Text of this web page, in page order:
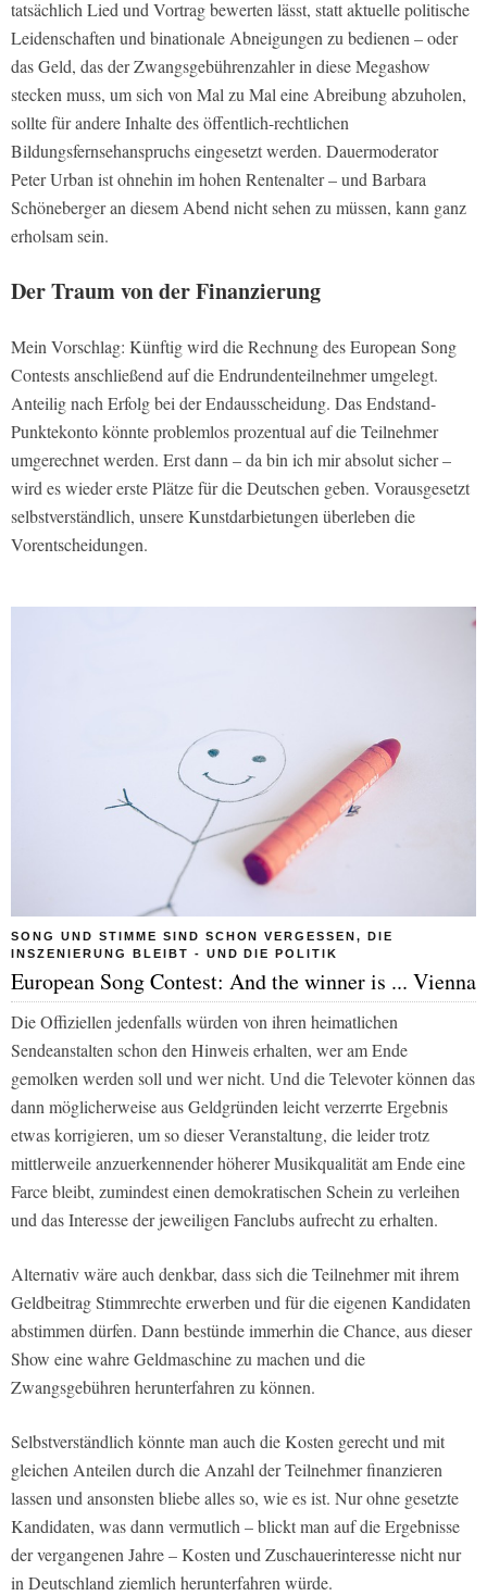
tatsächlich Lied und Vortrag bewerten lässt, statt aktuelle politische
Leidenschaften und binationale Abneigungen zu bedienen – oder
das Geld, das der Zwangsgebührenzahler in diese Megashow
stecken muss, um sich von Mal zu Mal eine Abreibung abzuholen,
sollte für andere Inhalte des öffentlich-rechtlichen
Bildungsfernsehanspruchs eingesetzt werden. Dauermoderator
Peter Urban ist ohnehin im hohen Rentenalter – und Barbara
Schöneberger an diesem Abend nicht sehen zu müssen, kann ganz
erholsam sein.
Der Traum von der Finanzierung
Mein Vorschlag: Künftig wird die Rechnung des European Song
Contests anschließend auf die Endrundenteilnehmer umgelegt.
Anteilig nach Erfolg bei der Endausscheidung. Das Endstand-
Punktekonto könnte problemlos prozentual auf die Teilnehmer
umgerechnet werden. Erst dann – da bin ich mir absolut sicher –
wird es wieder erste Plätze für die Deutschen geben. Vorausgesetzt
selbstverständlich, unsere Kunstdarbietungen überleben die
Vorentscheidungen.
SONG UND STIMME SIND SCHON VERGESSEN, DIE
INSZENIERUNG BLEIBT - UND DIE POLITIK
European Song Contest: And the winner is ... Vienna
Die Offiziellen jedenfalls würden von ihren heimatlichen
Sendeanstalten schon den Hinweis erhalten, wer am Ende
gemolken werden soll und wer nicht. Und die Televoter können das
dann möglicherweise aus Geldgründen leicht verzerrte Ergebnis
etwas korrigieren, um so dieser Veranstaltung, die leider trotz
mittlerweile anzuerkennender höherer Musikqualität am Ende eine
Farce bleibt, zumindest einen demokratischen Schein zu verleihen
und das Interesse der jeweiligen Fanclubs aufrecht zu erhalten.
Alternativ wäre auch denkbar, dass sich die Teilnehmer mit ihrem
Geldbeitrag Stimmrechte erwerben und für die eigenen Kandidaten
abstimmen dürfen. Dann bestünde immerhin die Chance, aus dieser
Show eine wahre Geldmaschine zu machen und die
Zwangsgebühren herunterfahren zu können.
Selbstverständlich könnte man auch die Kosten gerecht und mit
gleichen Anteilen durch die Anzahl der Teilnehmer finanzieren
lassen und ansonsten bliebe alles so, wie es ist. Nur ohne gesetzte
Kandidaten, was dann vermutlich – blickt man auf die Ergebnisse
der vergangenen Jahre – Kosten und Zuschauerinteresse nicht nur
in Deutschland ziemlich herunterfahren würde.